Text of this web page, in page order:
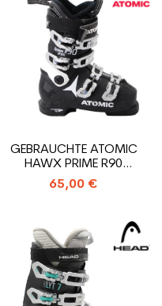
GEBRAUCHTE ATOMIC
HAWX PRIME R90
SKISCHUHE
65,00 €